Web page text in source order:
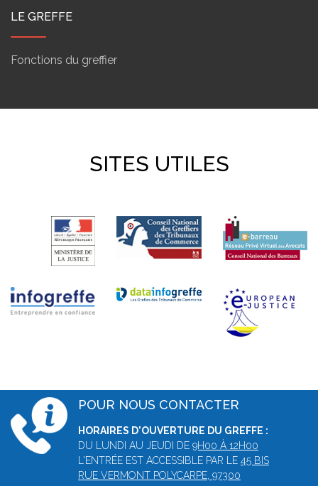
LE GREFFE
Fonctions du greffier
SITES UTILES
POUR NOUS CONTACTER
HORAIRES D'OUVERTURE DU GREFFE :
DU LUNDI AU JEUDI DE 9H00 À 12H00
L'ENTRÉE EST ACCESSIBLE PAR LE 45 BIS
RUE VERMONT POLYCARPE, 97300